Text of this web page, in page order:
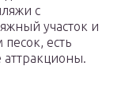
с
участок и
есть
аттракционы.